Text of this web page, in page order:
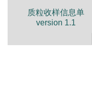
质粒收样信息单
version 1.1